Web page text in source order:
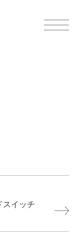
スイッチ